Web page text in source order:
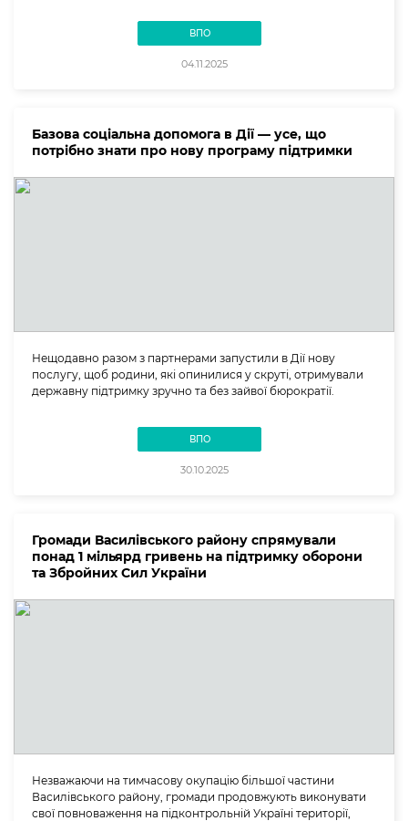
ВПО
04.11.2025
Базова соціальна допомога в Дії — усе, що
потрібно знати про нову програму підтримки
Нещодавно разом з партнерами запустили в Дії нову
послугу, щоб родини, які опинилися у скруті, отримували
державну підтримку зручно та без зайвої бюрократії.
ВПО
30.10.2025
Громади Василівського району спрямували
понад 1 мільярд гривень на підтримку оборони
та Збройних Сил України
Незважаючи на тимчасову окупацію більшої частини
Василівського району, громади продовжують виконувати
свої повноваження на підконтрольній Україні території,